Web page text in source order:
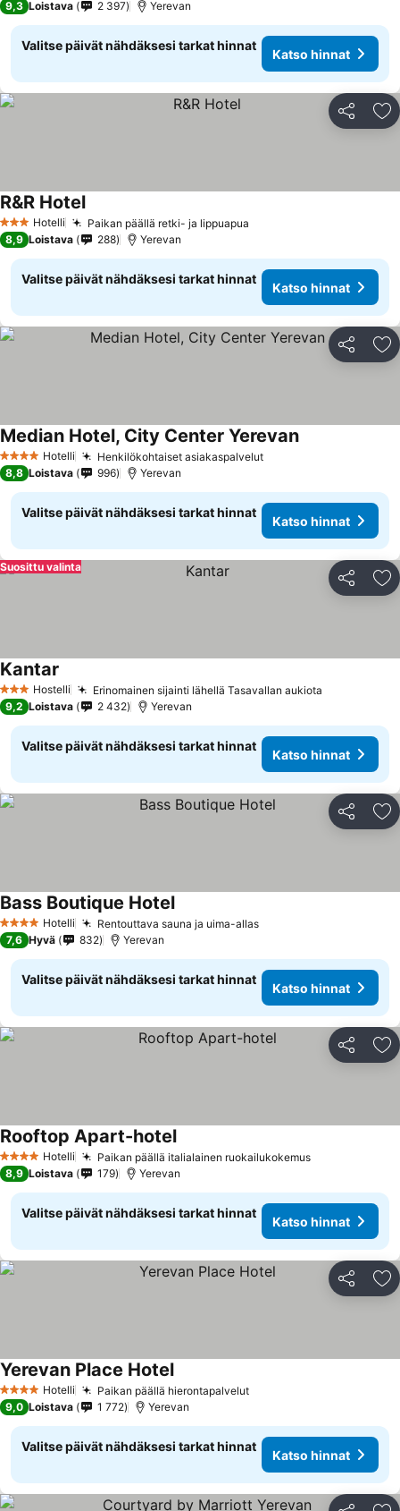
9,3 Loistava 2 397 Yerevan
Valitse päivät nähdäksesi tarkat hinnat
Katso hinnat
Jaa
3 Tähtiluokitus
Hotelli Paikan päällä retki- ja lippuapua
R&R HotelKatso hinnat
8,9 Loistava 288 Yerevan
Valitse päivät nähdäksesi tarkat hinnat
Katso hinnat
Jaa
4 Tähtiluokitus
Hotelli Henkilökohtaiset asiakaspalvelutKatso hinnat
Median Hotel, City Center YerevanKatso hinnat
8,8 Loistava 996 Yerevan
Valitse päivät nähdäksesi tarkat hinnat
Katso hinnat
Jaa
Suosittu valinta
3 Tähtiluokitus
Hostelli Erinomainen sijainti lähellä Tasavallan aukiota
Kantar
9,2 Loistava 2 432 Yerevan
Valitse päivät nähdäksesi tarkat hinnat
Katso hinnat
Jaa
4 Tähtiluokitus
Hotelli Rentouttava sauna ja uima-allasKatso hinnat
Bass Boutique HotelKatso hinnat
7,6 Hyvä 832 Yerevan
Valitse päivät nähdäksesi tarkat hinnat
Katso hinnat
Jaa
4 Tähtiluokitus
Hotelli Paikan päällä italialainen ruokailukokemusKatso hinnat
Rooftop Apart-hotelKatso hinnat
8,9 Loistava 179 Yerevan
Valitse päivät nähdäksesi tarkat hinnat
Katso hinnat
Jaa
4 Tähtiluokitus
Hotelli Paikan päällä hierontapalvelutKatso hinnat
Yerevan Place HotelKatso hinnat
9,0 Loistava 1 772 Yerevan
Valitse päivät nähdäksesi tarkat hinnat
Katso hinnat